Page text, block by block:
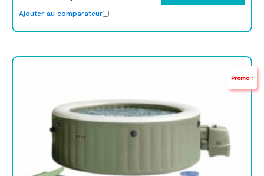
Ajouter au comparateur
Promo !
était :
TND
4.599,000.
est :
TND
3.499,000.